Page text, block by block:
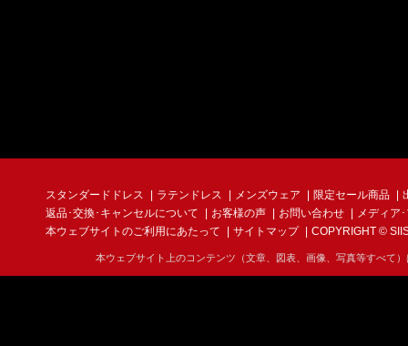
スタンダードドレス ラテンドレス メンズウェア 限定セール商品
返品･交換･キャンセルについて
お客様の声 お問い合わせ
メディア
本ウェブサイトのご利用にあたって
サイトマップ COPYRIGHT ©
本ウェブサイト上のコンテンツ（文章、図表、画像、写真等すべて